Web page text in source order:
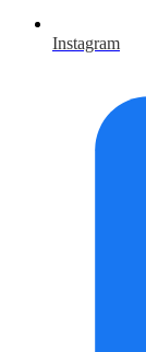
Instagram